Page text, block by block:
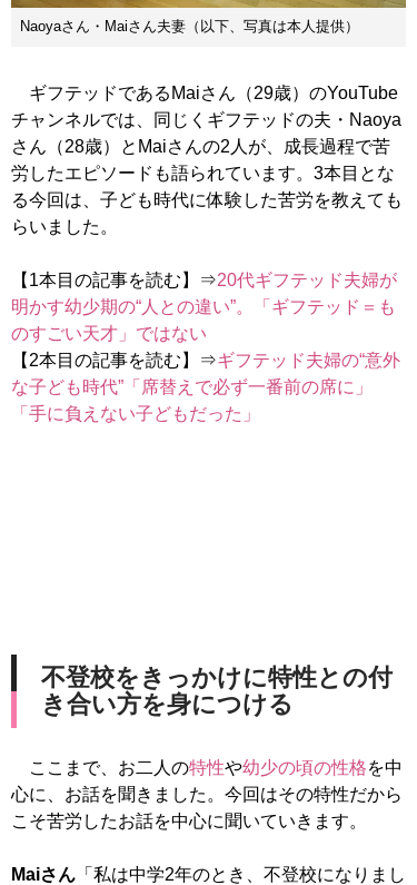
Naoyaさん・Maiさん夫妻（以下、写真は本人提供）
ギフテッドであるMaiさん（29歳）のYouTube
チャンネルでは、同じくギフテッドの夫・Naoya
さん（28歳）とMaiさんの2人が、成長過程で苦
労したエピソードも語られています。3本目とな
る今回は、子ども時代に体験した苦労を教えても
らいました。
【1本目の記事を読む】⇒20代ギフテッド夫婦が
明かす幼少期の“人との違い”。「ギフテッド＝も
のすごい天才」ではない
【2本目の記事を読む】⇒ギフテッド夫婦の“意外
な子ども時代”「席替えで必ず一番前の席に」
「手に負えない子どもだった」
不登校をきっかけに特性との付
き合い方を身につける
ここまで、お二人の特性や幼少の頃の性格を中
心に、お話を聞きました。今回はその特性だから
こそ苦労したお話を中心に聞いていきます。
Maiさん 「私は中学2年のとき、不登校になりまし